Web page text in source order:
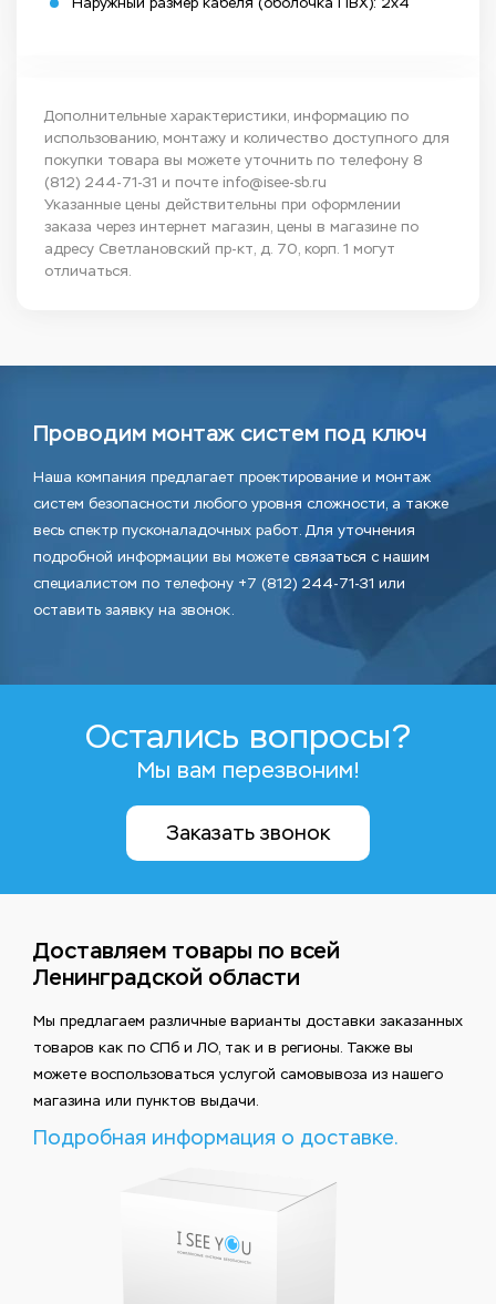
Дополнительные характеристики, информацию по
использованию, монтажу и количество доступного для
покупки товара вы можете уточнить по телефону 8
(812) 244-71-31 и почте info@isee-sb.ru
Указанные цены действительны при оформлении
заказа через интернет магазин, цены в магазине по
адресу Светлановский пр-кт, д. 70, корп. 1 могут
отличаться.
Проводим монтаж систем под ключ
Наша компания предлагает проектирование и монтаж
систем безопасности любого уровня сложности, а также
весь спектр пусконаладочных работ. Для уточнения
подробной информации вы можете связаться с нашим
специалистом по телефону +7 (812) 244-71-31 или
оставить заявку на звонок.
Остались вопросы?
Мы вам перезвоним!
Заказать звонок
Доставляем товары по всей
Ленинградской области
Мы предлагаем различные варианты доставки заказанных
товаров как по СПб и ЛО, так и в регионы. Также вы
можете воспользоваться услугой самовывоза из нашего
магазина или пунктов выдачи.
Подробная информация о доставке.